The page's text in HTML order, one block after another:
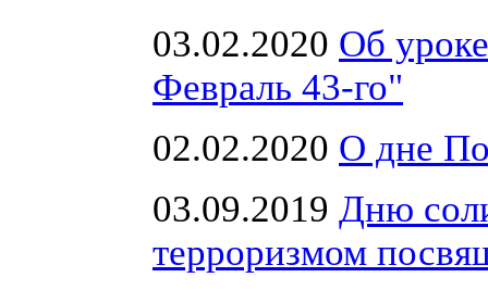
03.02.2020 Об
Февраль 43-го"
02.02.2020 О дне
03.09.2019 Дню
терроризмом